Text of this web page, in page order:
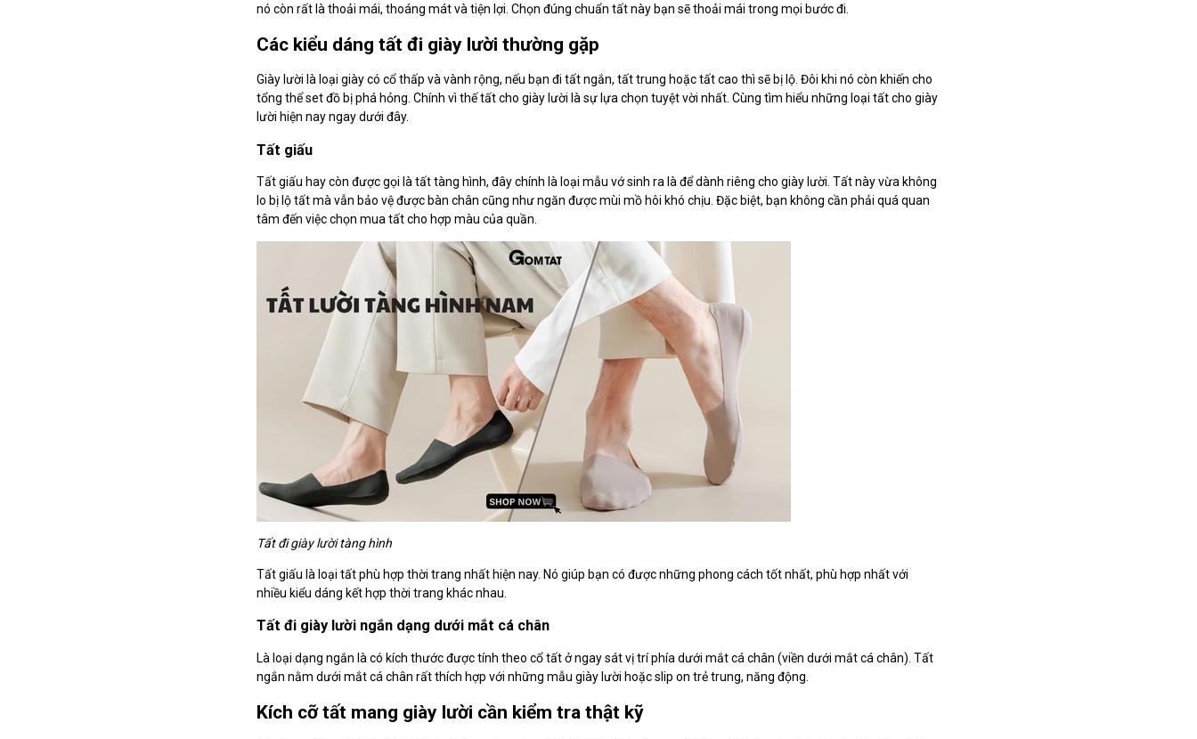
nó còn rất là thoải mái, thoáng mát và tiện lợi. Chọn đúng chuẩn tất này bạn sẽ thoải mái trong mọi bước đi.
Các kiểu dáng tất đi giày lười thường gặp
Giày lười là loại giày có cổ thấp và vành rộng, nếu bạn đi tất ngắn, tất trung hoặc tất cao thì sẽ bị lộ. Đôi khi nó còn khiến cho
tổng thể set đồ bị phá hỏng. Chính vì thế tất cho giày lười là sự lựa chọn tuyệt vời nhất. Cùng tìm hiểu những loại tất cho giày
lười hiện nay ngay dưới đây.
Tất giấu
Tất giấu hay còn được gọi là tất tàng hình, đây chính là loại mẫu vớ sinh ra là để dành riêng cho giày lười. Tất này vừa không
lo bị lộ tất mà vẫn bảo vệ được bàn chân cũng như ngăn được mùi mồ hôi khó chịu. Đặc biệt, bạn không cần phải quá quan
tâm đến việc chọn mua tất cho hợp màu của quần.
Tất đi giày lười tàng hình
Tất giấu là loại tất phù hợp thời trang nhất hiện nay. Nó giúp bạn có được những phong cách tốt nhất, phù hợp nhất với
nhiều kiểu dáng kết hợp thời trang khác nhau.
Tất đi giày lười ngắn dạng dưới mắt cá chân
Là loại dạng ngắn là có kích thước được tính theo cổ tất ở ngay sát vị trí phía dưới mắt cá chân (viền dưới mắt cá chân). Tất
ngắn nằm dưới mắt cá chân rất thích hợp với những mẫu giày lười hoặc slip on trẻ trung, năng động.
Kích cỡ tất mang giày lười cần kiểm tra thật kỹ